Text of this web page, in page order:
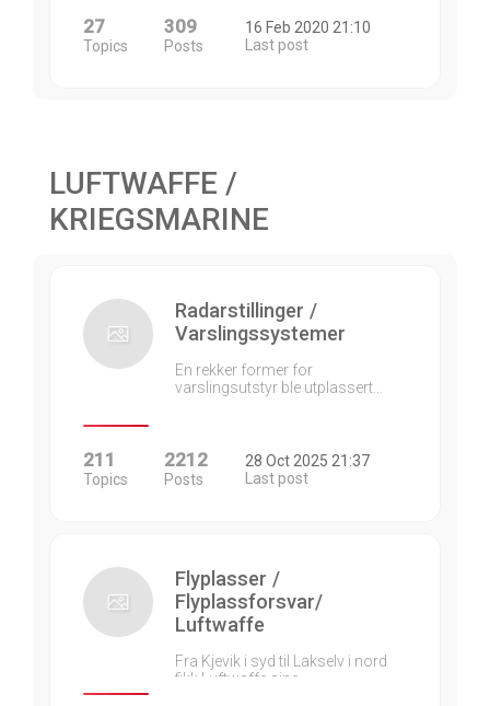
27
Topics
309
Posts
16 Feb 2020 21:10
Last post
LUFTWAFFE /
KRIEGSMARINE
Radarstillinger /
Varslingssystemer
En rekker former for
varslingsutstyr ble utplassert…
211
Topics
2212
Posts
28 Oct 2025 21:37
Last post
Flyplasser /
Flyplassforsvar/
Luftwaffe
Fra Kjevik i syd til Lakselv i nord
fikk Luftwaffe sine…